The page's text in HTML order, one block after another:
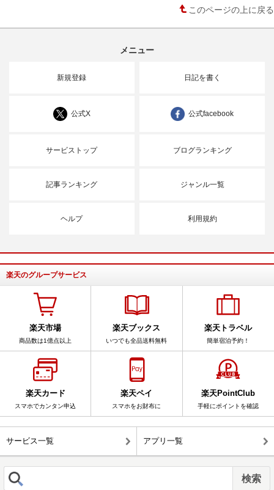
このページの上に戻る
メニュー
新規登録 日記を書く
公式X 公式facebook
サービストップ ブログランキング
記事ランキング ジャンル一覧
ヘルプ 利用規約
楽天のグループサービス
楽天市場
商品数は1億点以上
楽天ブックス
いつでも全品送料無料
楽天トラベル
簡単宿泊予約！
楽天カード
スマホでカンタン申込
楽天ペイ
スマホをお財布に
楽天PointClub
手軽にポイントを確認
サービス一覧 アプリ一覧